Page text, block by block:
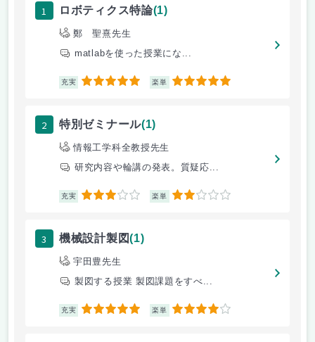
1 ロボティクス特論(1)
鄭 聖熹先生
matlabを使った授業にな...
充実 5 楽単 5
2 特別ゼミナール(1)
情報工学科全教授先生
研究内容や輪講の発表。質疑応...
充実 3 楽単 2
3 機械設計製図(1)
宇田豊先生
製図する授業 製図課題をすべ...
充実 5 楽単 4